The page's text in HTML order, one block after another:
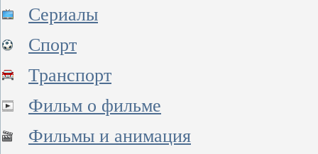
Сериалы
Спорт
Транспорт
Фильм о фильме
Фильмы и анимация